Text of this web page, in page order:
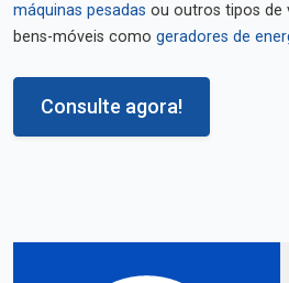
máquinas pesadas ou outros tipos de
bens-móveis como geradores de
Consulte agora!